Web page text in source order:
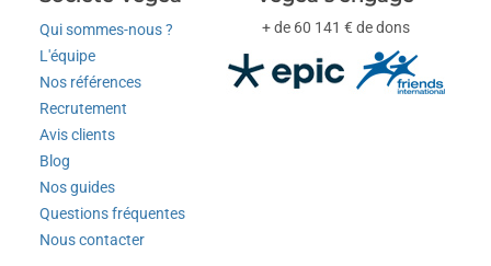
Qui sommes-nous ?
L'équipe
Nos références
Recrutement
Avis clients
Blog
Nos guides
Questions fréquentes
Nous contacter
+ de 60 141 € de dons